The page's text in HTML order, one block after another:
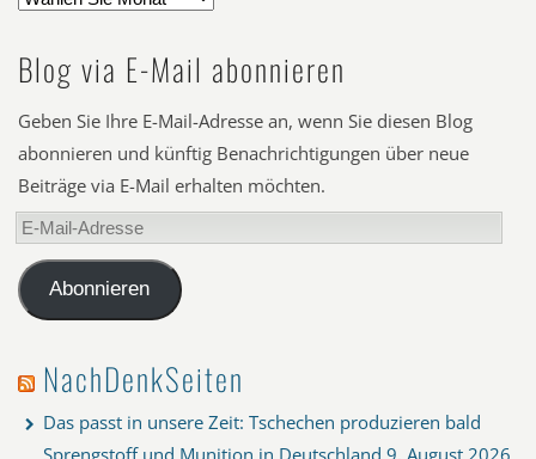
Blog via E-Mail abonnieren
Geben Sie Ihre E-Mail-Adresse an, wenn Sie diesen Blog
abonnieren und künftig Benachrichtigungen über neue
Beiträge via E-Mail erhalten möchten.
E-
Mail-
AdresseAbonnieren
NachDenkSeiten
Das passt in unsere Zeit: Tschechen produzieren bald
Sprengstoff und Munition in Deutschland 9. August 2026